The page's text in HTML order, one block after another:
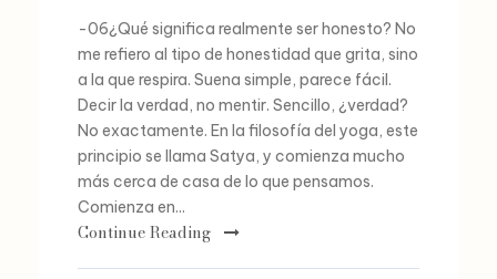
-06¿Qué significa realmente ser honesto? No
me refiero al tipo de honestidad que grita, sino
a la que respira. Suena simple, parece fácil.
Decir la verdad, no mentir. Sencillo, ¿verdad?
No exactamente. En la filosofía del yoga, este
principio se llama Satya, y comienza mucho
más cerca de casa de lo que pensamos.
Comienza en...
Continue Reading